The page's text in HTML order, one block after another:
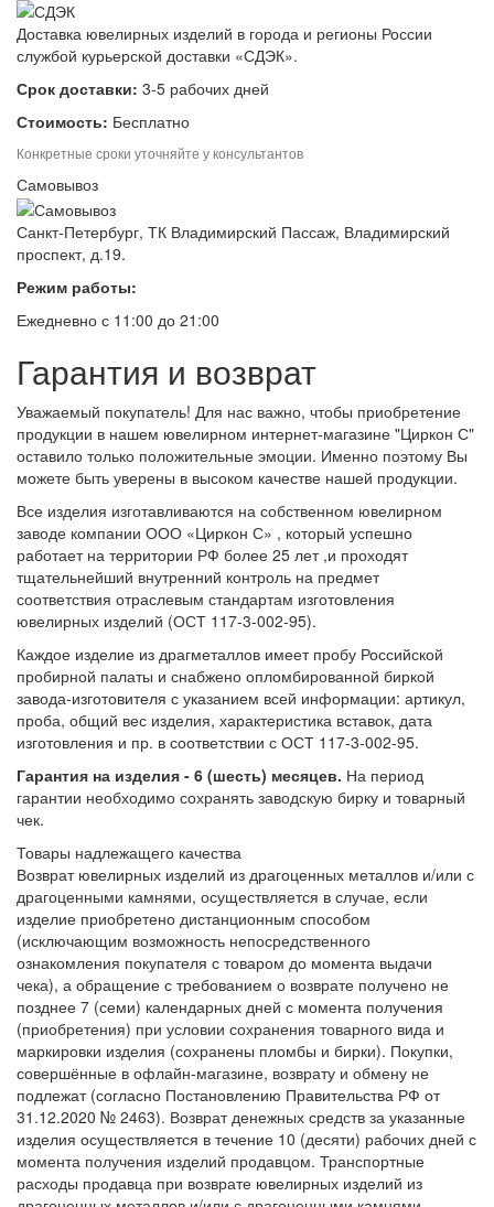
Доставка ювелирных изделий в города и регионы России
службой курьерской доставки «СДЭК».
Срок доставки: 3-5 рабочих дней
Стоимость: Бесплатно
Конкретные сроки уточняйте у консультантов
Самовывоз
Санкт-Петербург, ТК Владимирский Пассаж, Владимирский
проспект, д.19.
Режим работы:
Ежедневно с 11:00 до 21:00
Гарантия и возврат
Уважаемый покупатель! Для нас важно, чтобы приобретение
продукции в нашем ювелирном интернет-магазине "Циркон С"
оставило только положительные эмоции. Именно поэтому Вы
можете быть уверены в высоком качестве нашей продукции.
Все изделия изготавливаются на собственном ювелирном
заводе компании ООО «Циркон С» , который успешно
работает на территории РФ более 25 лет ,и проходят
тщательнейший внутренний контроль на предмет
соответствия отраслевым стандартам изготовления
ювелирных изделий (ОСТ 117-3-002-95).
Каждое изделие из драгметаллов имеет пробу Российской
пробирной палаты и снабжено опломбированной биркой
завода-изготовителя с указанием всей информации: артикул,
проба, общий вес изделия, характеристика вставок, дата
изготовления и пр. в соответствии с ОСТ 117-3-002-95.
Гарантия на изделия - 6 (шесть) месяцев. На период
гарантии необходимо сохранять заводскую бирку и товарный
чек.
Товары надлежащего качества
Возврат ювелирных изделий из драгоценных металлов и/или с
драгоценными камнями, осуществляется в случае, если
изделие приобретено дистанционным способом
(исключающим возможность непосредственного
ознакомления покупателя с товаром до момента выдачи
чека), а обращение с требованием о возврате получено не
позднее 7 (семи) календарных дней с момента получения
(приобретения) при условии сохранения товарного вида и
маркировки изделия (сохранены пломбы и бирки). Покупки,
совершённые в офлайн-магазине, возврату и обмену не
подлежат (согласно Постановлению Правительства РФ от
31.12.2020 № 2463). Возврат денежных средств за указанные
изделия осуществляется в течение 10 (десяти) рабочих дней с
момента получения изделий продавцом. Транспортные
расходы продавца при возврате ювелирных изделий из